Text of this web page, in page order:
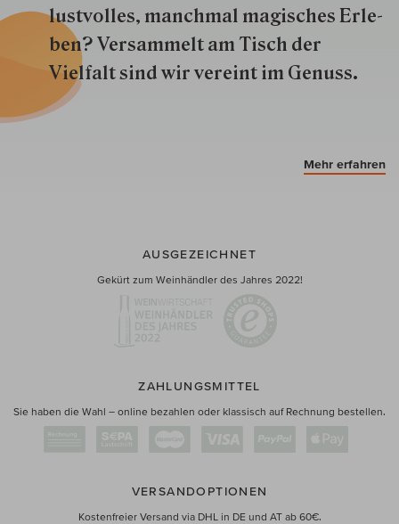
lustvolles, manchmal ma­gisch­es Er­le­
ben? Versammelt am Tisch der
Vielfalt sind wir ver­eint im Genuss.
Mehr erfahren
AUSGEZEICHNET
Gekürt zum Weinhändler des Jahres 2022!
ZAHLUNGSMITTEL
Sie haben die Wahl – online bezahlen oder klassisch auf Rechnung bestellen.
VERSANDOPTIONEN
Kostenfreier Versand via DHL in DE und AT ab 60€.